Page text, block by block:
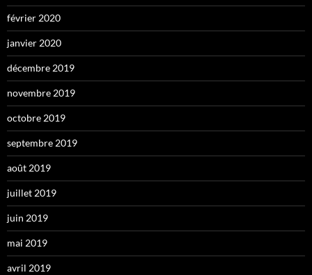
février 2020
janvier 2020
décembre 2019
novembre 2019
octobre 2019
septembre 2019
août 2019
juillet 2019
juin 2019
mai 2019
avril 2019